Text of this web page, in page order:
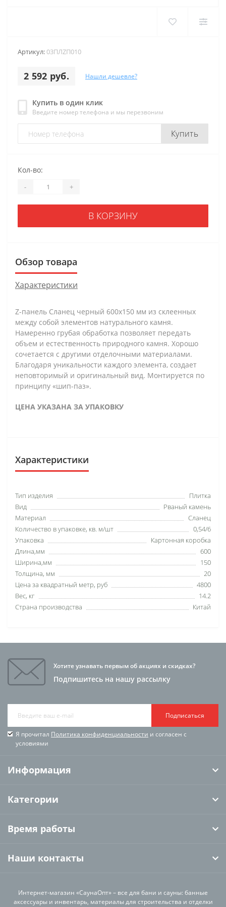
Артикул:03ПЛZП010
2 592 руб. Нашли дешевле?
Купить в один клик
Введите номер телефона и мы перезвоним
Купить
Кол-во:
- +
В КОРЗИНУ
Обзор товара
Характеристики
Z-панель Сланец черный 600х150 мм из склеенных
между собой элементов натурального камня.
Намеренно грубая обработка позволяет передать
объем и естественность природного камня. Хорошо
сочетается с другими отделочными материалами.
Благодаря уникальности каждого элемента, создает
неповторимый и оригинальный вид. Монтируется по
принципу «шип-паз».
ЦЕНА УКАЗАНА ЗА УПАКОВКУ
Характеристики
Тип изделия
Плитка
Вид
Рваный камень
Материал
Сланец
Количество в упаковке, кв. м/шт
0,54/6
Упаковка
Картонная коробка
Длина,мм
600
Ширина,мм
150
Толщина, мм
20
Цена за квадратный метр, руб
4800
Вес, кг
14.2
Страна производства
Китай
Хотите узнавать первым об акциях и скидках?
Подпишитесь на нашу рассылку
Подписаться
Я прочитал Политика конфиденциальности и согласен с
условиями
Информация
Категории
Время работы
Наши контакты
Интернет-магазин «СаунаОпт» – все для бани и сауны: банные
аксессуары и инвентарь, материалы для строительства и отделки